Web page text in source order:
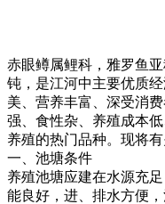
赤眼鳟属鲤科，雅罗鱼
钝，是江河中主要优质
美、营养丰富、深受消
强、食性杂、养殖成本
养殖的热门品种。现将
一、池塘条件
养殖池塘应建在水源充
能良好，进、排水方便